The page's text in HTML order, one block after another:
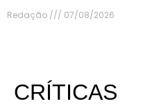
Redação
07/08/2026
CRÍTICAS